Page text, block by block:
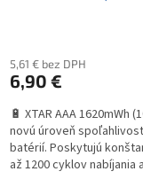
produktu
je
z
5
hviezdičiek.
5,61 € bez DPH
6,90 €
🔋 XTAR AAA 1620mWh
novú úroveň
batérií. Poskytujú
až 1200 cyklov